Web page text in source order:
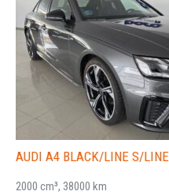
AUDI A4 BLACK/LINE S/LINE
2000 cm³, 38000 km